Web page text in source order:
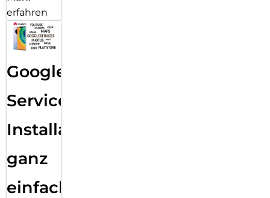
erfahren
Google
Services
Installation
ganz
einfach